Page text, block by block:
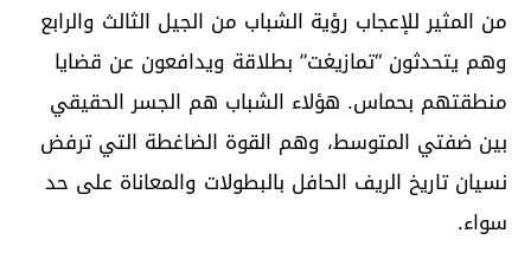
من المثير للإعجاب رؤية الشباب من الجيل الثالث والرابع
وهم يتحدثون “تمازيغت” بطلاقة ويدافعون عن قضايا
منطقتهم بحماس. هؤلاء الشباب هم الجسر الحقيقي
بين ضفتي المتوسط، وهم القوة الضاغطة التي ترفض
نسيان تاريخ الريف الحافل بالبطولات والمعاناة على حد
سواء.